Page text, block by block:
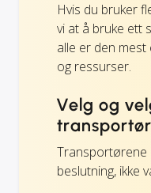
Hvis du bruker
vi at å bruke ett
alle er den mest
og ressurser.
Velg og
Transportørene
beslutning, ikke